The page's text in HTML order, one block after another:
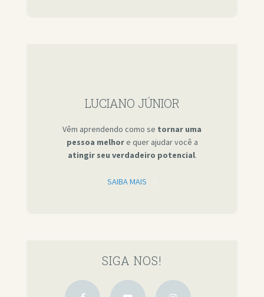
LUCIANO JÚNIOR
Vêm aprendendo como se tornar uma
pessoa melhore quer ajudar você a
atingir seu verdadeiro potencial.
SAIBA MAIS
SIGA NOS!